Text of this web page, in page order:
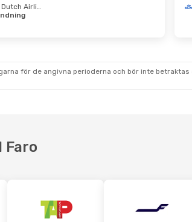
-
TAP Portugal
1
FAO - STO
Klm Royal Dutch Airlines
för de angivna perioderna och bör inte
Faro